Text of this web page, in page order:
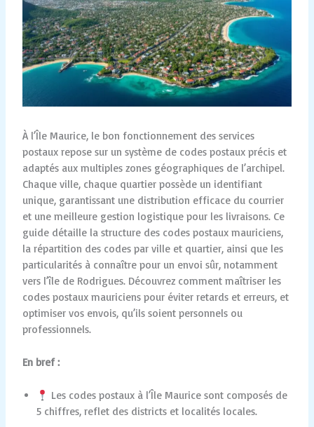
À l’Île Maurice, le bon fonctionnement des services
postaux repose sur un système de codes postaux précis et
adaptés aux multiples zones géographiques de l’archipel.
Chaque ville, chaque quartier possède un identifiant
unique, garantissant une distribution efficace du courrier
et une meilleure gestion logistique pour les livraisons. Ce
guide détaille la structure des codes postaux mauriciens,
la répartition des codes par ville et quartier, ainsi que les
particularités à connaître pour un envoi sûr, notamment
vers l’île de Rodrigues. Découvrez comment maîtriser les
codes postaux mauriciens pour éviter retards et erreurs, et
optimiser vos envois, qu’ils soient personnels ou
professionnels.
En bref :
Les codes postaux à l’Île Maurice sont composés de
5 chiffres, reflet des districts et localités locales.